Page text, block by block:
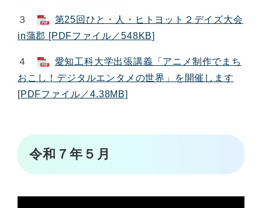
３
第25回ひと・人・ヒトヨット２デイズ大会
in蒲郡 [PDFファイル／548KB]
４
愛知工科大学出張講義「アニメ制作でまち
おこし！デジタルエンタメの世界」を開催します
[PDFファイル／4.38MB]
令和７年５月